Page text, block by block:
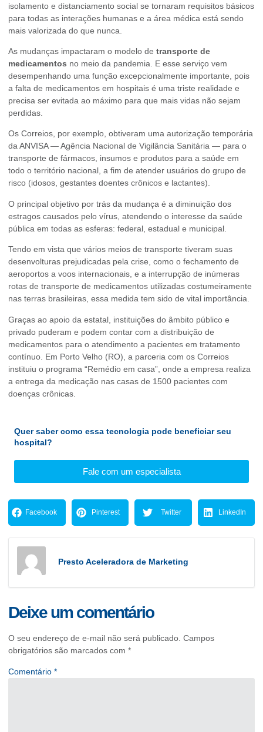
isolamento e distanciamento social se tornaram requisitos básicos
para todas as interações humanas e a área médica está sendo
mais valorizada do que nunca.
As mudanças impactaram o modelo de transporte de
medicamentos no meio da pandemia. E esse serviço vem
desempenhando uma função excepcionalmente importante, pois
a falta de medicamentos em hospitais é uma triste realidade e
precisa ser evitada ao máximo para que mais vidas não sejam
perdidas.
Os Correios, por exemplo, obtiveram uma autorização temporária
da ANVISA — Agência Nacional de Vigilância Sanitária — para o
transporte de fármacos, insumos e produtos para a saúde em
todo o território nacional, a fim de atender usuários do grupo de
risco (idosos, gestantes doentes crônicos e lactantes).
O principal objetivo por trás da mudança é a diminuição dos
estragos causados pelo vírus, atendendo o interesse da saúde
pública em todas as esferas: federal, estadual e municipal.
Tendo em vista que vários meios de transporte tiveram suas
desenvolturas prejudicadas pela crise, como o fechamento de
aeroportos a voos internacionais, e a interrupção de inúmeras
rotas de transporte de medicamentos utilizadas costumeiramente
nas terras brasileiras, essa medida tem sido de vital importância.
Graças ao apoio da estatal, instituições do âmbito público e
privado puderam e podem contar com a distribuição de
medicamentos para o atendimento a pacientes em tratamento
contínuo. Em Porto Velho (RO), a parceria com os Correios
instituiu o programa “Remédio em casa”, onde a empresa realiza
a entrega da medicação nas casas de 1500 pacientes com
doenças crônicas.
Quer saber como essa tecnologia pode beneficiar seu
hospital?
Fale com um especialista
Facebook Pinterest Twitter LinkedIn
Presto Aceleradora de Marketing
Deixe um comentário
O seu endereço de e-mail não será publicado. Campos
obrigatórios são marcados com *
Comentário *